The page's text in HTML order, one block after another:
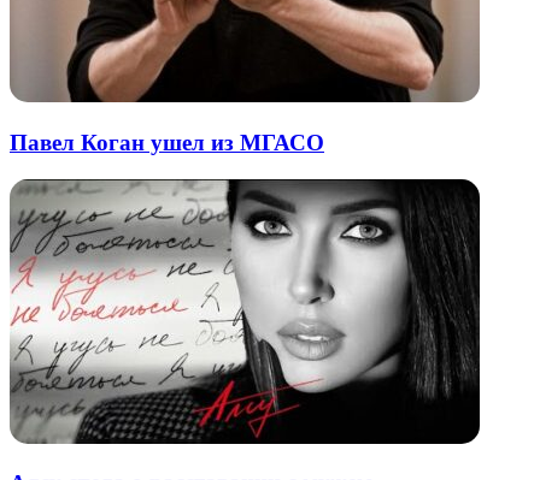
Павел Коган ушел из МГАСО